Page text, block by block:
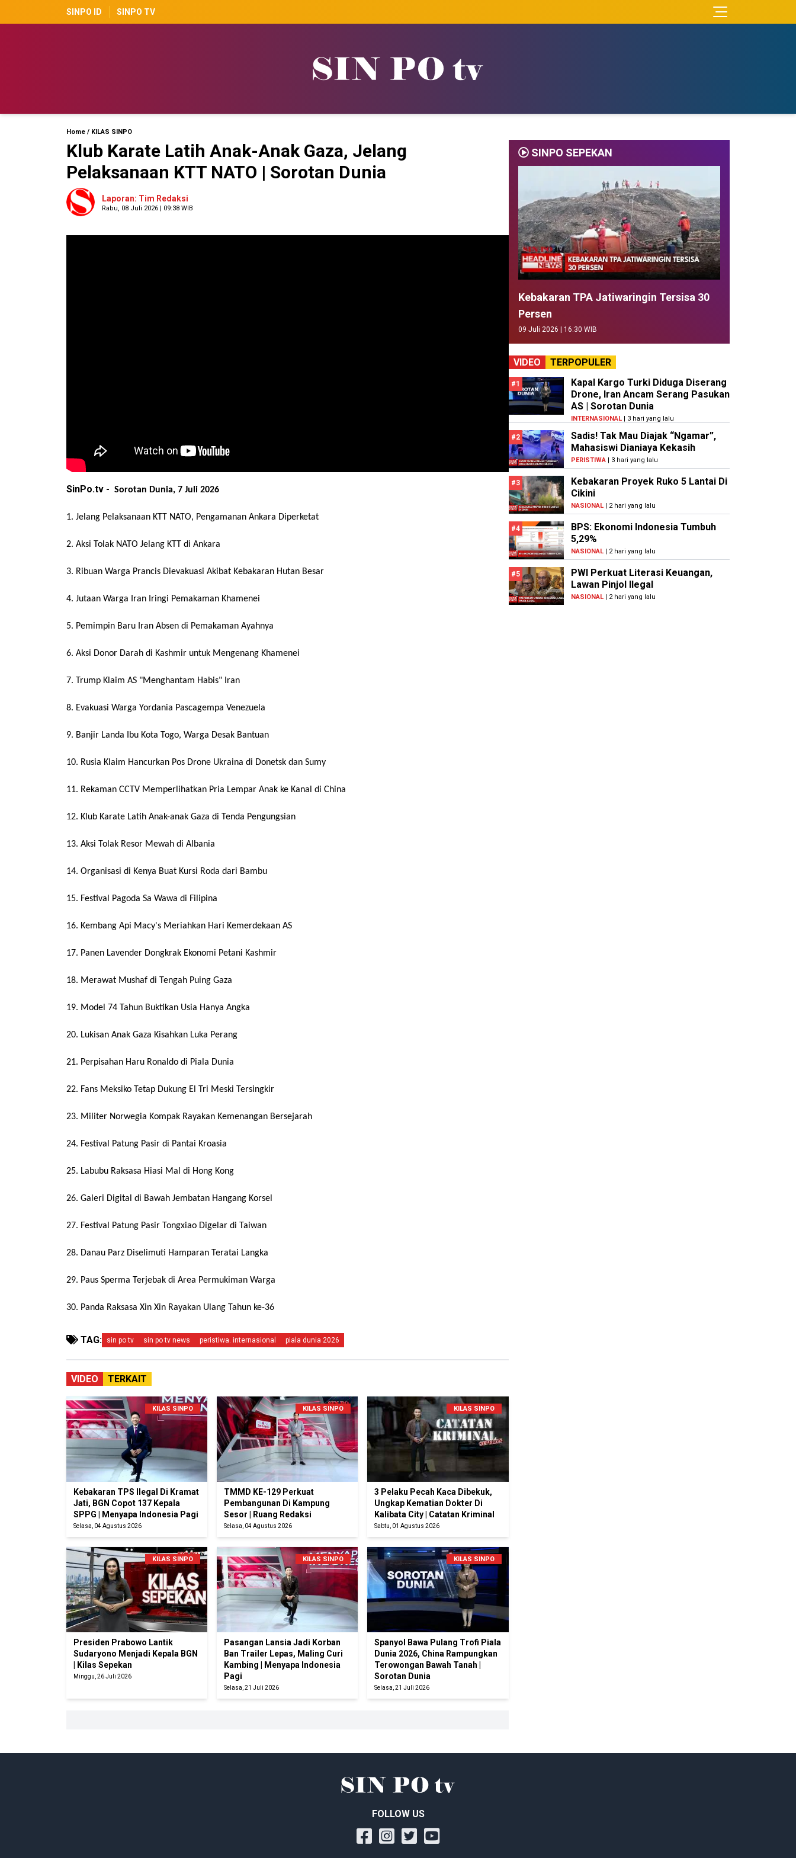
SINPO ID SINPO TV
Home / KILAS SINPO
Klub Karate Latih Anak-Anak Gaza, Jelang
Pelaksanaan KTT NATO | Sorotan Dunia
Laporan: Tim Redaksi
Rabu, 08 Juli 2026 | 09:38 WIB
SinPo.tv - Sorotan Dunia, 7 Juli 2026
1. Jelang Pelaksanaan KTT NATO, Pengamanan Ankara Diperketat
2. Aksi Tolak NATO Jelang KTT di Ankara
3. Ribuan Warga Prancis Dievakuasi Akibat Kebakaran Hutan Besar
4. Jutaan Warga Iran Iringi Pemakaman Khamenei
5. Pemimpin Baru Iran Absen di Pemakaman Ayahnya
6. Aksi Donor Darah di Kashmir untuk Mengenang Khamenei
7. Trump Klaim AS "Menghantam Habis" Iran
8. Evakuasi Warga Yordania Pascagempa Venezuela
9. Banjir Landa Ibu Kota Togo, Warga Desak Bantuan
10. Rusia Klaim Hancurkan Pos Drone Ukraina di Donetsk dan Sumy
11. Rekaman CCTV Memperlihatkan Pria Lempar Anak ke Kanal di China
12. Klub Karate Latih Anak-anak Gaza di Tenda Pengungsian
13. Aksi Tolak Resor Mewah di Albania
14. Organisasi di Kenya Buat Kursi Roda dari Bambu
15. Festival Pagoda Sa Wawa di Filipina
16. Kembang Api Macy's Meriahkan Hari Kemerdekaan AS
17. Panen Lavender Dongkrak Ekonomi Petani Kashmir
18. Merawat Mushaf di Tengah Puing Gaza
19. Model 74 Tahun Buktikan Usia Hanya Angka
20. Lukisan Anak Gaza Kisahkan Luka Perang
21. Perpisahan Haru Ronaldo di Piala Dunia
22. Fans Meksiko Tetap Dukung El Tri Meski Tersingkir
23. Militer Norwegia Kompak Rayakan Kemenangan Bersejarah
24. Festival Patung Pasir di Pantai Kroasia
25. Labubu Raksasa Hiasi Mal di Hong Kong
26. Galeri Digital di Bawah Jembatan Hangang Korsel
27. Festival Patung Pasir Tongxiao Digelar di Taiwan
28. Danau Parz Diselimuti Hamparan Teratai Langka
29. Paus Sperma Terjebak di Area Permukiman Warga
30. Panda Raksasa Xin Xin Rayakan Ulang Tahun ke-36
TAG: sin po tv sin po tv news peristiwa. internasional piala dunia 2026
VIDEO TERKAIT
KILAS SINPO
Kebakaran TPS Ilegal Di Kramat
Jati, BGN Copot 137 Kepala
SPPG | Menyapa Indonesia Pagi
Selasa, 04 Agustus 2026
KILAS SINPO
TMMD KE-129 Perkuat
Pembangunan Di Kampung
Sesor | Ruang Redaksi
Selasa, 04 Agustus 2026
KILAS SINPO
3 Pelaku Pecah Kaca Dibekuk,
Ungkap Kematian Dokter Di
Kalibata City | Catatan Kriminal
Sabtu, 01 Agustus 2026
KILAS SINPO
Presiden Prabowo Lantik
Sudaryono Menjadi Kepala BGN
| Kilas Sepekan
Minggu, 26 Juli 2026
KILAS SINPO
Pasangan Lansia Jadi Korban
Ban Trailer Lepas, Maling Curi
Kambing | Menyapa Indonesia
Pagi
Selasa, 21 Juli 2026
KILAS SINPO
Spanyol Bawa Pulang Trofi Piala
Dunia 2026, China Rampungkan
Terowongan Bawah Tanah |
Sorotan Dunia
Selasa, 21 Juli 2026
SINPO SEPEKAN
Kebakaran TPA Jatiwaringin Tersisa 30
Persen
09 Juli 2026 | 16:30 WIB
VIDEO TERPOPULER
#1
Kapal Kargo Turki Diduga Diserang
Drone, Iran Ancam Serang Pasukan
AS | Sorotan Dunia
INTERNASIONAL| 3 hari yang lalu
#2
Sadis! Tak Mau Diajak “Ngamar”,
Mahasiswi Dianiaya Kekasih
PERISTIWA| 3 hari yang lalu
#3
Kebakaran Proyek Ruko 5 Lantai Di
Cikini
NASIONAL| 2 hari yang lalu
#4
BPS: Ekonomi Indonesia Tumbuh
5,29%
NASIONAL| 2 hari yang lalu
#5
PWI Perkuat Literasi Keuangan,
Lawan Pinjol Ilegal
NASIONAL| 2 hari yang lalu
FOLLOW US